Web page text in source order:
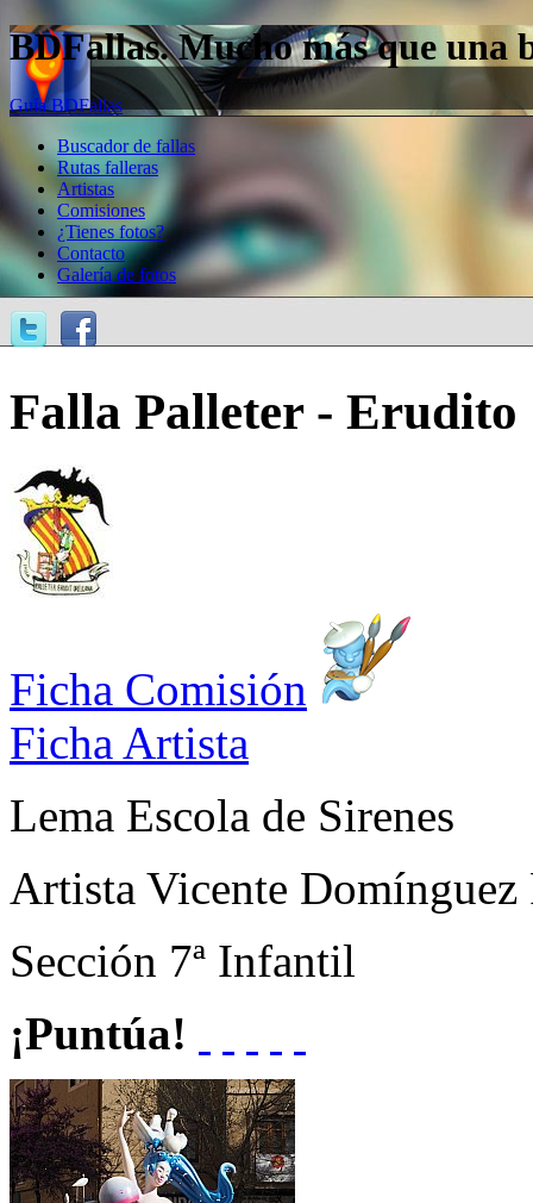
BDFallas. Mucho más que una
Guía BDFallas
Buscador de fallas
Rutas falleras
Artistas
Comisiones
¿Tienes fotos?
Contacto
Galería de fotos
Falla Palleter -
Ficha Comisión
Ficha Artista
Lema Escola de Sirenes
Artista Vicente Domínguez
Sección 7ª Infantil
¡Puntúa!